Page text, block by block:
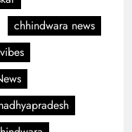
chhindwara news